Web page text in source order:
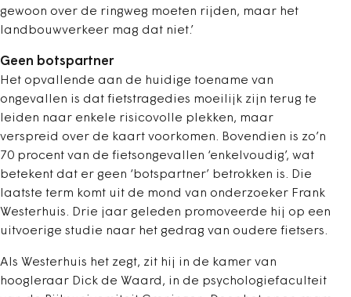
gewoon over de ringweg moeten rijden, maar het
landbouwverkeer mag dat niet.’
Geen botspartner
Het opvallende aan de huidige toename van
ongevallen is dat fietstragedies moeilijk zijn terug te
leiden naar enkele risicovolle plekken, maar
verspreid over de kaart voorkomen. Bovendien is zo’n
70 procent van de fietsongevallen ‘enkelvoudig’, wat
betekent dat er geen ‘botspartner’ betrokken is. Die
laatste term komt uit de mond van onderzoeker Frank
Westerhuis. Drie jaar geleden promoveerde hij op een
uitvoerige studie naar het gedrag van oudere fietsers.
Als Westerhuis het zegt, zit hij in de kamer van
hoogleraar Dick de Waard, in de psychologiefaculteit